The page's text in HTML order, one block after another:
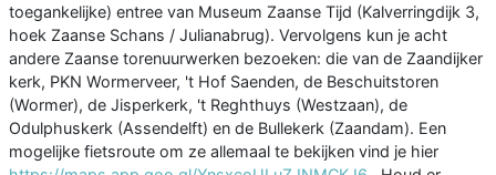
toegankelijke) entree van Museum Zaanse Tijd (Kalverringdijk 3,
hoek Zaanse Schans / Julianabrug). Vervolgens kun je acht
andere Zaanse torenuurwerken bezoeken: die van de Zaandijker
kerk, PKN Wormerveer, 't Hof Saenden, de Beschuitstoren
(Wormer), de Jisperkerk, 't Reghthuys (Westzaan), de
Odulphuskerk (Assendelft) en de Bullekerk (Zaandam). Een
mogelijke fietsroute om ze allemaal te bekijken vind je hier